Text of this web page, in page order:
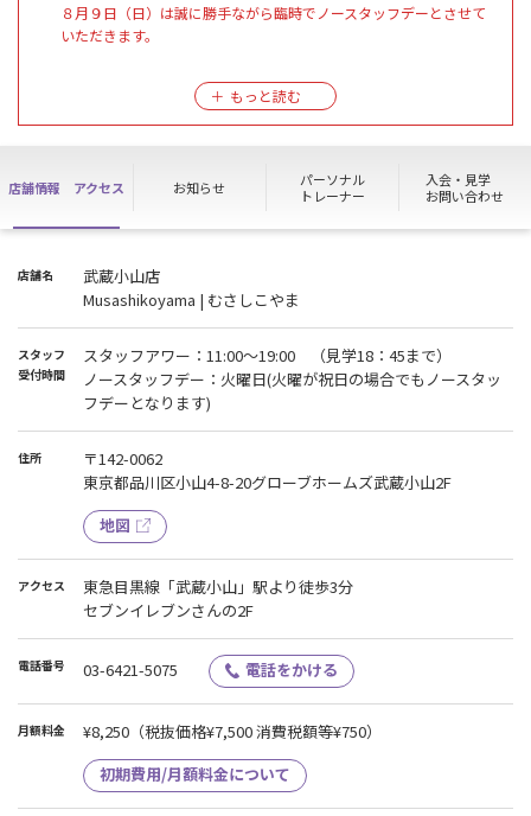
８月９日（日）は誠に勝手ながら臨時でノースタッフデーとさせて
いただきます。
※上記日程はご見学・高校生無料利用・入退会等の各種お手続きは
※メンバーの方は通常通り24時間施設をご利用頂けます。
ご迷惑おかけいたしますがご理解、ご協力のほど何卒よろしくお願
い致します。
店舗情報 アクセス お知らせ
パーソナル
トレーナー
入会・見学
お問い合わせ
店舗名
武蔵小山店
Musashikoyama | むさしこやま
スタッフ
受付時間
スタッフアワー：11:00～19:00 （見学18：45まで）
ノースタッフデー：火曜日(火曜が祝日の場合でもノースタッ
フデーとなります)
住所
〒142-0062
東京都品川区小山4-8-20グローブホームズ武蔵小山2F
地図
アクセス
東急目黒線「武蔵小山」駅より徒歩3分
セブンイレブンさんの2F
電話番号 03-6421-5075 電話をかける
月額料金 ¥8,250 （税抜価格¥7,500 消費税額等¥750）
初期費用/月額料金について